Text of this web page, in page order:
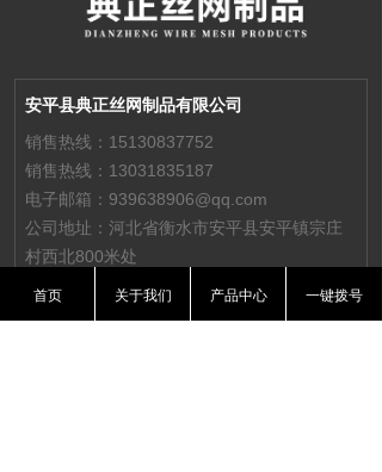
安平县典正丝网制品有限公司
销售热线：15130837752
销售热线：13031835187
电子邮箱：939638906@qq.com
公司地址：河北省衡水市安平县安平镇宗庄
村西北800米处
首页 关于我们 产品中心 一键拨号